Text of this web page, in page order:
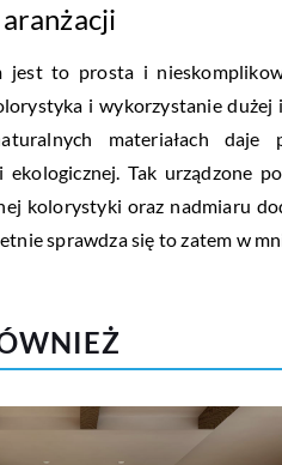
jest to prosta i
i wykorzystanie
materiałach
ekologicznej. Tak urządzone
kolorystyki oraz nadmiaru
sprawdza się to zatem w